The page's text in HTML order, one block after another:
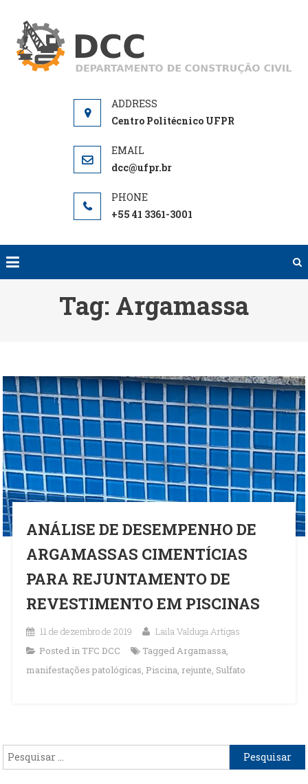
content
Centro Politécnico UFPR
dcc@ufpr.br
+55 41 3361-3001
Tag: Argamassa
ANÁLISE DE DESEMPENHO DE
ARGAMASSAS CIMENTÍCIAS
PARA REJUNTAMENTO DE
REVESTIMENTO EM PISCINAS
11 de dezembro de 2019
Laila Valduga Artigas
Posted in TFC DCC TaggedArgamassa,
manifestações patológicas, Piscina, rejunte, Sulfato
Pesquisar
por: